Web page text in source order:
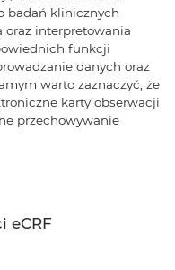
badań klinicznych
oraz interpretowania
funkcji
danych oraz
warto zaznaczyć, że
karty obserwacji
przechowywanie
eCRF